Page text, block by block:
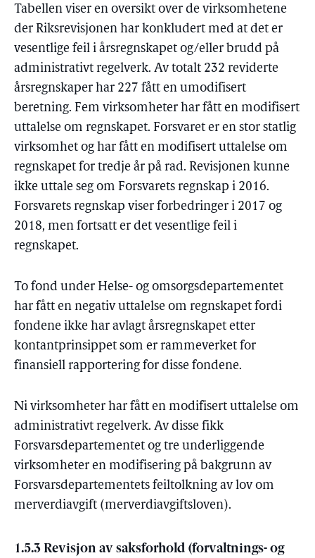
Tabellen viser en oversikt over de virksomhetene
der Riksrevisjonen har konkludert med at det er
vesentlige feil i årsregnskapet og/eller brudd på
administrativt regelverk. Av totalt 232 reviderte
årsregnskaper har 227 fått en umodifisert
beretning. Fem virksomheter har fått en modifisert
uttalelse om regnskapet. Forsvaret er en stor statlig
virksomhet og har fått en modifisert uttalelse om
regnskapet for tredje år på rad. Revisjonen kunne
ikke uttale seg om Forsvarets regnskap i 2016.
Forsvarets regnskap viser forbedringer i 2017 og
2018, men fortsatt er det vesentlige feil i
regnskapet.
To fond under Helse- og omsorgsdepartementet
har fått en negativ uttalelse om regnskapet fordi
fondene ikke har avlagt årsregnskapet etter
kontantprinsippet som er rammeverket for
finansiell rapportering for disse fondene.
Ni virksomheter har fått en modifisert uttalelse om
administrativt regelverk. Av disse fikk
Forsvarsdepartementet og tre underliggende
virksomheter en modifisering på bakgrunn av
Forsvarsdepartementets feiltolkning av lov om
merverdiavgift (merverdiavgiftsloven).
1.5.3 Revisjon av saksforhold (forvaltnings- og